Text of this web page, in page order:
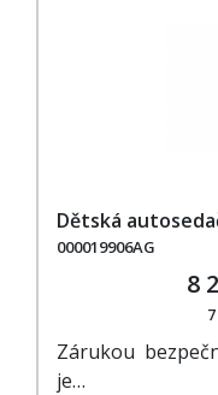
Dětská
000019906AG
8
Zárukou
je…